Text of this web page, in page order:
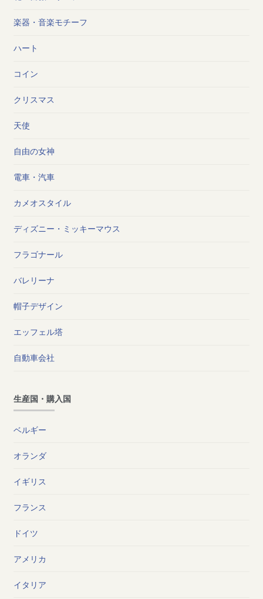
楽器・音楽モチーフ
ハート
コイン
クリスマス
天使
自由の女神
電車・汽車
カメオスタイル
ディズニー・ミッキーマウス
フラゴナール
バレリーナ
帽子デザイン
エッフェル塔
自動車会社
生産国・購入国
ベルギー
オランダ
イギリス
フランス
ドイツ
アメリカ
イタリア